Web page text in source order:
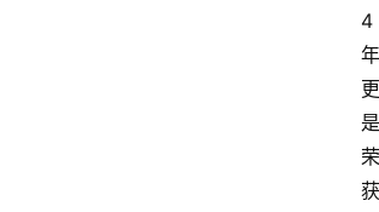
4
年
更
是
荣
获